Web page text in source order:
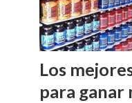
Los
para ganar